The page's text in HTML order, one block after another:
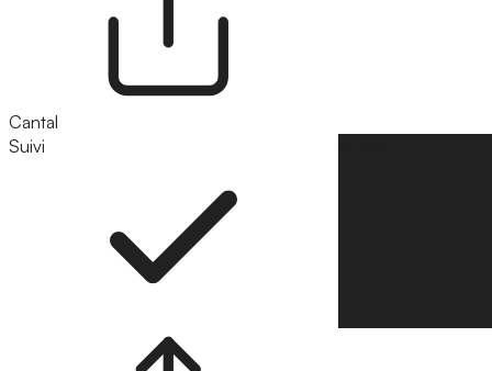
Cantal
Suivi